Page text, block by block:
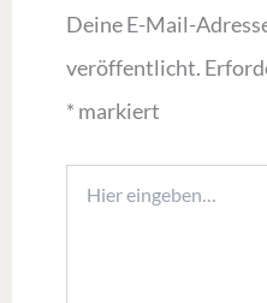
Deine E-Mail-
veröffentlicht.
* markiert
eingeben…